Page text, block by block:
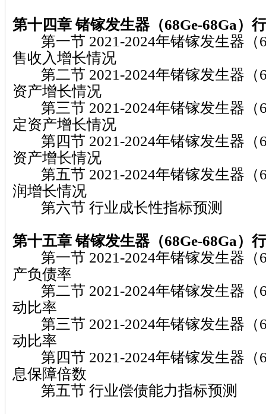
第十四章 锗镓发生器（68Ge-68Ga）
第一节 2021-2024年锗镓发生器（
售收入增长情况
第二节 2021-2024年锗镓发生器（
资产增长情况
第三节 2021-2024年锗镓发生器（
定资产增长情况
第四节 2021-2024年锗镓发生器（
资产增长情况
第五节 2021-2024年锗镓发生器（
润增长情况
第六节 行业成长性指标预测
第十五章 锗镓发生器（68Ge-68Ga）
第一节 2021-2024年锗镓发生器（
产负债率
第二节 2021-2024年锗镓发生器（
动比率
第三节 2021-2024年锗镓发生器（
动比率
第四节 2021-2024年锗镓发生器（
息保障倍数
第五节 行业偿债能力指标预测